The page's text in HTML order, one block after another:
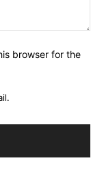
browser for the